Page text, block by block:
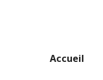
Accueil